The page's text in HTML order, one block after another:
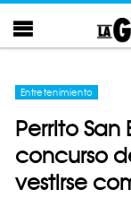
Entretenimiento
Perrito
concurso
vestirse